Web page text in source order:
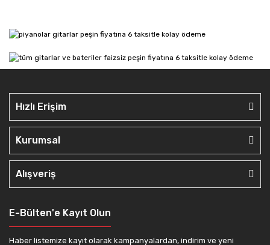
Hızlı Erişim
Kurumsal
Alışveriş
E-Bülten'e Kayıt Olun
Haber listemize kayıt olarak kampanyalardan, indirim ve yeni